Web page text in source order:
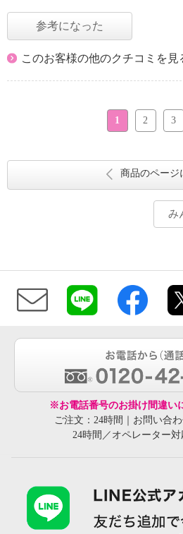
参考になった
このお客様の他のクチコミを見
1 2 3
商品のページ
み
※お電話番号のお掛け間違い
ご注文：24時間｜お問い合
24時間／オペレーター対